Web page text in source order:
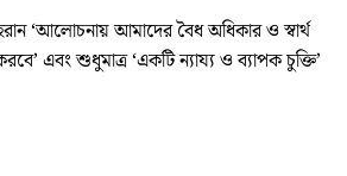
‘আলোচনায় আমাদের বৈধ অধিকার ও স্বার্থ
এবং শুধুমাত্র ‘একটি ন্যায্য ও ব্যাপক চুক্তি’